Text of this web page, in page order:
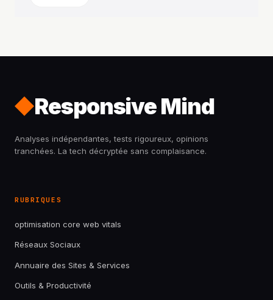
Responsive Mind
Analyses indépendantes, tests rigoureux, opinions
tranchées. La tech décryptée sans complaisance.
RUBRIQUES
optimisation core web vitals
Réseaux Sociaux
Annuaire des Sites & Services
Outils & Productivité